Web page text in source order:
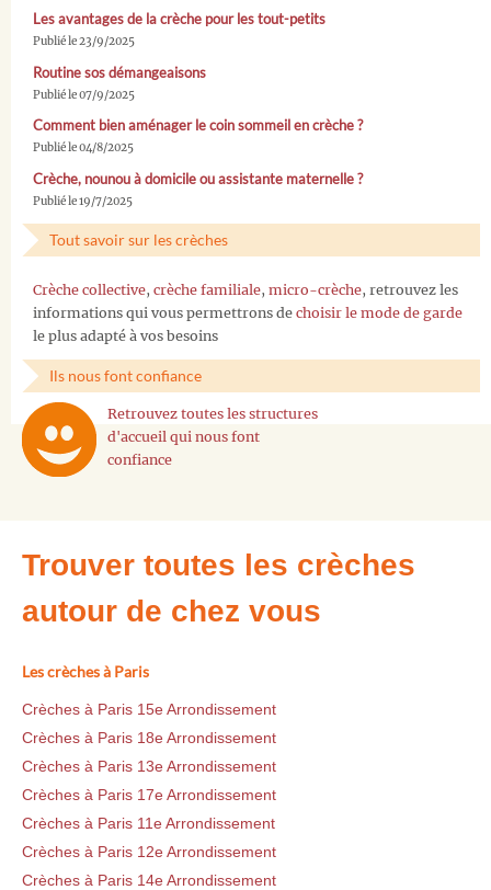
Les avantages de la crèche pour les tout-petits
Publié le 23/9/2025
Routine sos démangeaisons
Publié le 07/9/2025
Comment bien aménager le coin sommeil en crèche ?
Publié le 04/8/2025
Crèche, nounou à domicile ou assistante maternelle ?
Publié le 19/7/2025
Tout savoir sur les crèches
Crèche collective, crèche familiale, micro-crèche, retrouvez les
informations qui vous permettrons de choisir le mode de garde
le plus adapté à vos besoins
Ils nous font confiance
Retrouvez toutes les structures
d'accueil qui nous font
confiance
Trouver toutes les crèches
autour de chez vous
Les crèches à Paris
Crèches à Paris 15e Arrondissement
Crèches à Paris 18e Arrondissement
Crèches à Paris 13e Arrondissement
Crèches à Paris 17e Arrondissement
Crèches à Paris 11e Arrondissement
Crèches à Paris 12e Arrondissement
Crèches à Paris 14e Arrondissement